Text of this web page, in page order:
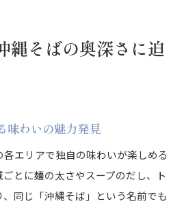
縄そばの奥深さに迫
味わいの魅力発見
エリアで独自の味わいが楽しめる
とに麺の太さやスープのだし、ト
同じ「沖縄そば」という名前でも